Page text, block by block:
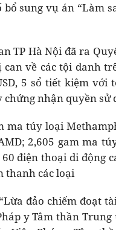
sung vụ án “Làm
TP Hà Nội đã ra
về các tội danh
5 sổ tiết kiệm
chứng nhận quyền sử
ma túy loại
2,605 gam ma
điện thoại di động
thanh các loại
đảo chiếm đoạt
y Tâm thần